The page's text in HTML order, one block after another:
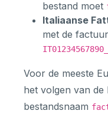
bestand moet
Italiaanse
met de
Voor de meeste
het volgen van de
bestandsnaam